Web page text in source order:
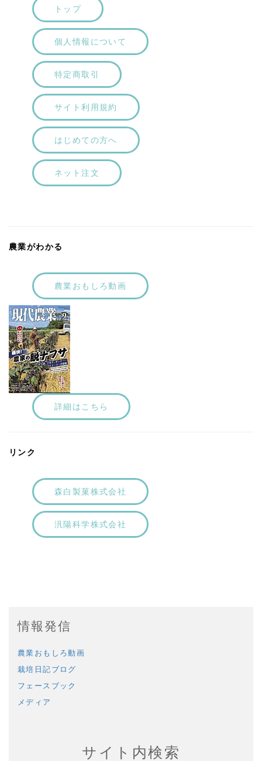
トップ
個人情報について
特定商取引
サイト利用規約
はじめての方へ
ネット注文
農業がわかる
農業おもしろ動画
詳細はこちら
リンク
森白製菓株式会社
汎陽科学株式会社
情報発信
農業おもしろ動画
栽培日記ブログ
フェースブック
メディア
サイト内検索